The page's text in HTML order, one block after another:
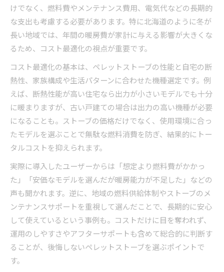
けでなく、燃料費やメンテナンス費用、電気代などの長期的
な支出も考慮する必要があります。特に北海道のように冬が
長い地域では、年間の暖房費が家計に与える影響が大きくな
るため、コスト最適化の視点が重要です。
コスト最適化の基本は、ペレットストーブの性能と自宅の断
熱性、家族構成や生活パターンに合わせた機種選定です。例
えば、断熱性能が高い住宅なら出力が小さいモデルでも十分
に暖まりますが、古い戸建ての場合は出力の高い機種が必要
になることも。ストーブの価格だけでなく、使用環境に合っ
たモデルを選ぶことで無駄な燃料消費を防ぎ、結果的にトー
タルコストを抑えられます。
実際に導入したユーザーからは「想定より燃料費がかかっ
た」「安価なモデルを選んだが暖房能力が不足した」などの
声も聞かれます。逆に、地域の燃料供給体制やストーブのメ
ンテナンスサポートを重視して選んだことで、長期的に安心
して使えているという事例も。コストだけに目を奪われず、
運用のしやすさやアフターサポートも含めて総合的に判断す
ることが、後悔しないペレットストーブを選ぶポイントで
す。